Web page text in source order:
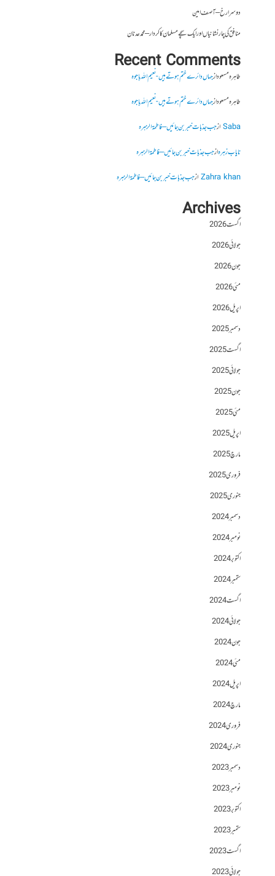
دوسرا رخ – آصف امین
منافق کی چار نشانیاں اور ایک سچے مسلمان کا کردار – محمد عدنان
Recent Comments
طاہرہ مسعودازجہاں دائرے ختم ہوتے ہیں- نعیم اللہ باجوہ
طاہرہ مسعودازجہاں دائرے ختم ہوتے ہیں- نعیم اللہ باجوہ
Sabaازجب جذبات خبر بن جائیں – فاطمۃالزہرہ
نایاب زہرہازجب جذبات خبر بن جائیں – فاطمۃالزہرہ
Zahra khanازجب جذبات خبر بن جائیں – فاطمۃالزہرہ
Archives
اگست 2026
جولائی 2026
جون 2026
مئی 2026
اپریل 2026
دسمبر 2025
اگست 2025
جولائی 2025
جون 2025
مئی 2025
اپریل 2025
مارچ 2025
فروری 2025
جنوری 2025
دسمبر 2024
نومبر 2024
اکتوبر 2024
ستمبر 2024
اگست 2024
جولائی 2024
جون 2024
مئی 2024
اپریل 2024
مارچ 2024
فروری 2024
جنوری 2024
دسمبر 2023
نومبر 2023
اکتوبر 2023
ستمبر 2023
اگست 2023
جولائی 2023